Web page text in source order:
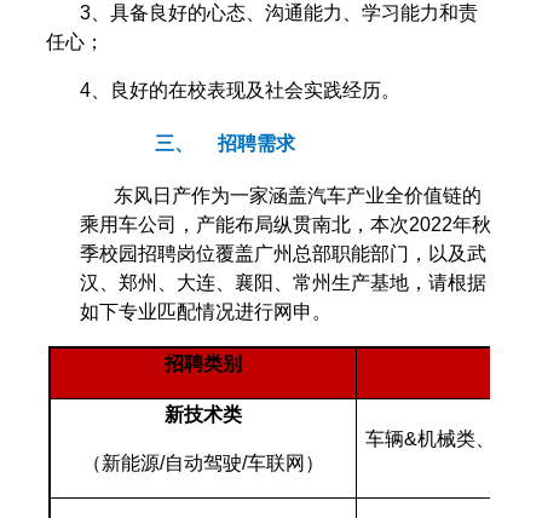
3 、具备良好的心态、沟通能力、学习能力和责
任心；
4 、良好的在校表现及社会实践经历。
三、 招聘需求
东风日产作为一家涵盖汽车产业全价值链的
乘用车公司，产能布局纵贯南北，本次2022年秋
季校园招聘岗位覆盖广州总部职能部门，以及武
汉、郑州、大连、襄阳、常州生产基地，请根据
如下专业匹配情况进行网申。
招聘类别
新技术类
（新能源/自动驾驶/车联网）
车辆&机械类、